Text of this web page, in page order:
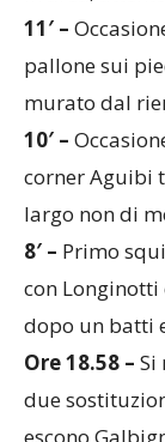
pallone sui
murato dal
10′ –
corner Aguibi
largo non di
8′ –Primo
con
dopo un batti
Ore 18.58 –Si
due
escono